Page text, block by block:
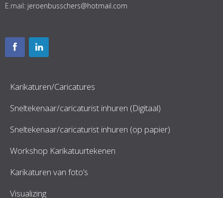
E.mail: jeroenbusschers@hotmail.com
Karikaturen/Caricatures
Sneltekenaar/caricaturist inhuren (Digitaal)
Sneltekenaar/caricaturist inhuren (op papier)
Workshop Karikatuurtekenen
Karikaturen van foto’s
Visualizing